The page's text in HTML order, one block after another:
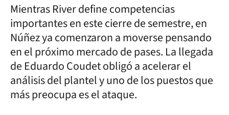
Mientras River define competencias
importantes en este cierre de semestre, en
Núñez ya comenzaron a moverse pensando
en el próximo mercado de pases. La llegada
de Eduardo Coudet obligó a acelerar el
análisis del plantel y uno de los puestos que
más preocupa es el ataque.